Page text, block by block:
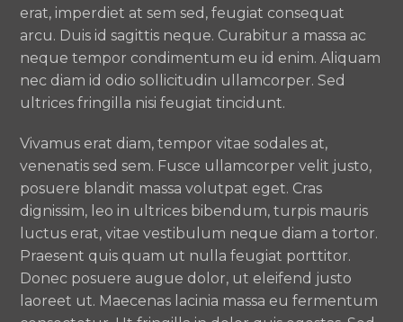
erat, imperdiet at sem sed, feugiat consequat
arcu. Duis id sagittis neque. Curabitur a massa ac
neque tempor condimentum eu id enim. Aliquam
nec diam id odio sollicitudin ullamcorper. Sed
ultrices fringilla nisi feugiat tincidunt.
Vivamus erat diam, tempor vitae sodales at,
venenatis sed sem. Fusce ullamcorper velit justo,
posuere blandit massa volutpat eget. Cras
dignissim, leo in ultrices bibendum, turpis mauris
luctus erat, vitae vestibulum neque diam a tortor.
Praesent quis quam ut nulla feugiat porttitor.
Donec posuere augue dolor, ut eleifend justo
laoreet ut. Maecenas lacinia massa eu fermentum